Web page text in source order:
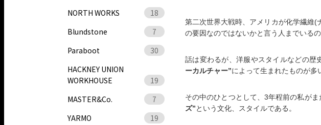
NORTH WORKS
18
Blundstone
7
Paraboot
30
HACKNEY UNION
WORKHOUSE
19
MASTER&Co.
7
YARMO
19
第二次世界大戦時、アメリカが化学繊維
の要因なのではないかと言う人までいる
話は変わるが、洋服やスタイルなどの歴
ーカルチャー”によって生まれたものが多
その中のひとつとして、3年程前の私が
ズ”という文化、スタイルである。